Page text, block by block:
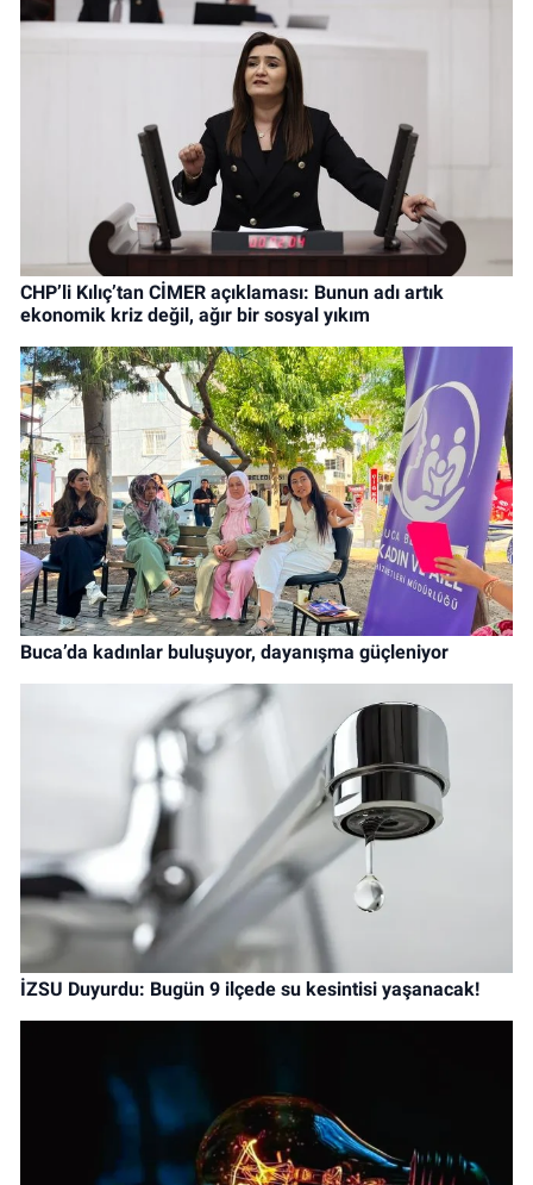
CHP’li Kılıç’tan CİMER açıklaması: Bunun adı artık
ekonomik kriz değil, ağır bir sosyal yıkım
Buca’da kadınlar buluşuyor, dayanışma güçleniyor
İZSU Duyurdu: Bugün 9 ilçede su kesintisi yaşanacak!